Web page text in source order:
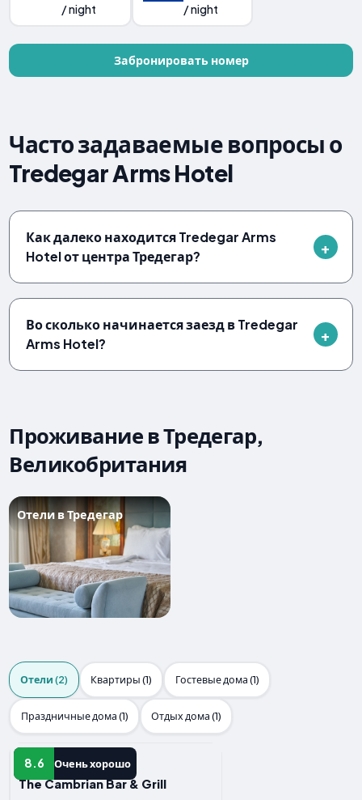
/ night / night
Забронировать номер
Часто задаваемые вопросы о
Tredegar Arms Hotel
Как далеко находится Tredegar Arms
Hotel от центра Тредегар?
Во сколько начинается заезд в Tredegar
Arms Hotel?
Проживание в Тредегар,
Великобритания
Отели в Тредегар
Отели (2) Квартиры (1) Гостевые дома (1)
Праздничные дома (1) Отдых дома (1)
8.6 Очень хорошо
Отель
The Cambrian Bar & Grill